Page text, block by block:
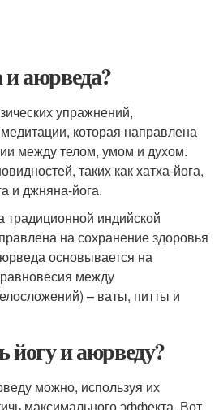
и аюрведа?
упражнений,
которая направлена
между телом, умом и духом.
таких как хатха-йога,
и джняна-йога.
индийской
на сохранение здоровья
основывается на
между
– ваты, питты и
йогу и аюрведу?
можно, используя их